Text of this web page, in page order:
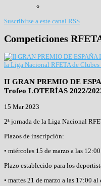
Suscribirse a este canal RSS
Competiciones
II GRAN PREMIO DE
Trofeo LOTERÍAS 2022/
15 Mar 2023
2ª jornada de la Liga Nacional
Plazos de inscripción:
• miércoles 15 de marzo a las
Plazo establecido para los
• martes 21 de marzo a las 17:00